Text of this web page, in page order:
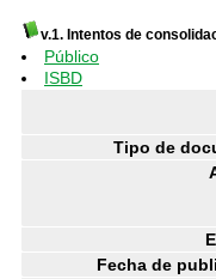
v.1. Intentos de
Público
ISBD
Tipo de
Fecha de